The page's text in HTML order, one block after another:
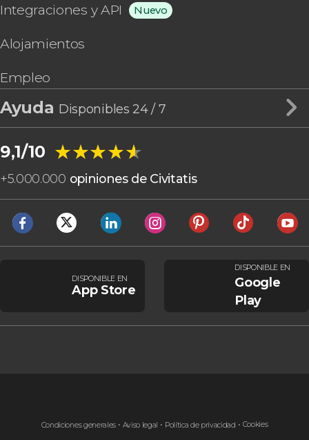
Integraciones y API Nuevo
Alojamientos
Empleo
Ayuda Disponibles 24 / 7
9,1/10 ★★★★★
★★★★★
+5.000.000 opiniones de Civitatis
DISPONIBLE EN
App Store
DISPONIBLE EN
Google
Play
Condiciones generales Aviso legal Política de privacidad Cookies